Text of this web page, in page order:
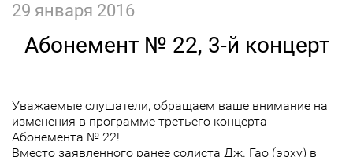
29 января 2016
Абонемент № 22, 3-й концерт
Уважаемые слушатели, обращаем ваше внимание на
изменения в программе третьего концерта
Абонемента № 22!
Вместо заявленного ранее солиста Дж. Гао (эрху) в